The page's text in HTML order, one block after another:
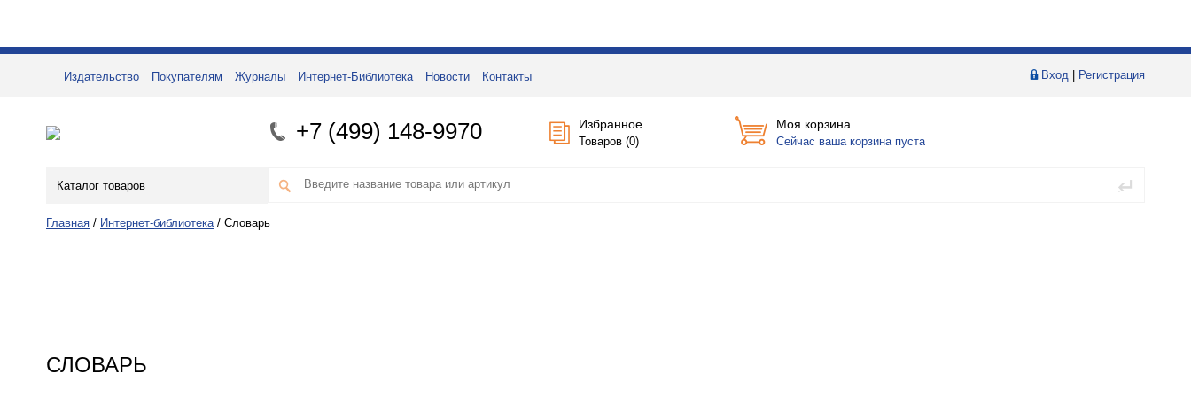
Вход Регистрация
Издательство Покупателям Журналы Интернет-Библиотека Новости Контакты
+7 (499) 148-9970 Избранное
Товаров (0)
Моя корзина
Сейчас ваша корзина пуста
Каталог товаров
Главная / Интернет-библиотека / Словарь
СЛОВАРЬ